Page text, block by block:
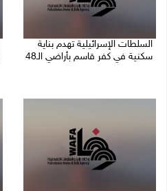
السلطات الإسرائيلية تهدم بناية
سكنية في كفر قاسم بأراضي الـ48